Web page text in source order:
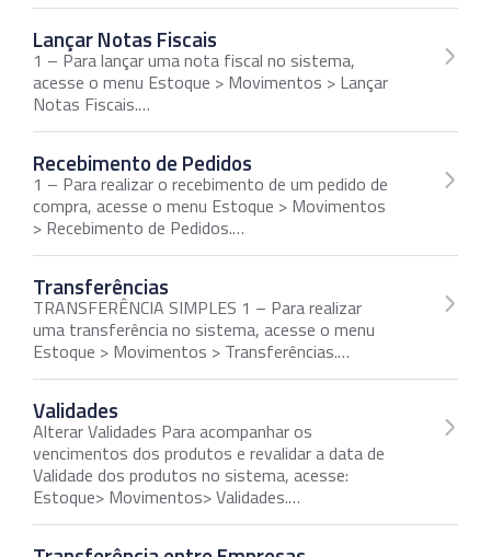
Lançar Notas Fiscais
1 – Para lançar uma nota fiscal no sistema,
acesse o menu Estoque > Movimentos > Lançar
Notas Fiscais.…
Recebimento de Pedidos
1 – Para realizar o recebimento de um pedido de
compra, acesse o menu Estoque > Movimentos
> Recebimento de Pedidos.…
Transferências
TRANSFERÊNCIA SIMPLES 1 – Para realizar
uma transferência no sistema, acesse o menu
Estoque > Movimentos > Transferências.…
Validades
Alterar Validades Para acompanhar os
vencimentos dos produtos e revalidar a data de
Validade dos produtos no sistema, acesse:
Estoque> Movimentos> Validades.…